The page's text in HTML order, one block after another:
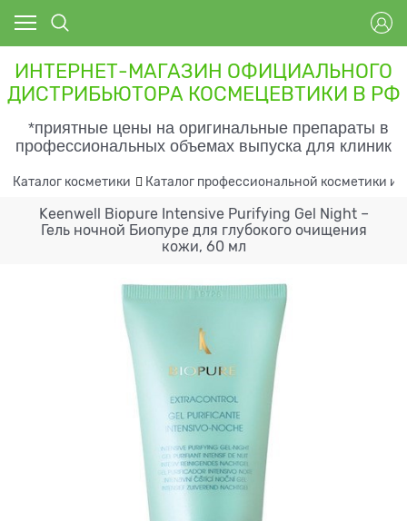
ИНТЕРНЕТ-МАГАЗИН ОФИЦИАЛЬНОГО
ДИСТРИБЬЮТОРА КОСМЕЦЕВТИКИ В РФ
*приятные цены на оригинальные препараты в
профессиональных объемах выпуска для клиник
Каталог косметики Каталог профессиональной косметики и
Keenwell Biopure Intensive Purifying Gel Night –
Гель ночной Биопуре для глубокого очищения
кожи, 60 мл